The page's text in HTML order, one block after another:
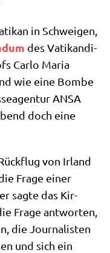
in Schwei­gen,
des Vati­kan­di­
Car­lo Maria
wie eine Bom­be
ANSA
doch eine
von Irland
Fra­ge einer
sag­te das Kir­
Fra­ge ant­wor­ten,
die Jour­na­li­sten
und sich ein